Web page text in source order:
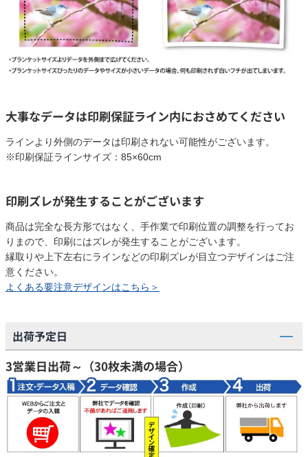
大事なデータは印刷保証ライン内におさめてください
ラインより外側のデータは印刷されない可能性がございます。
※印刷保証ラインサイズ：85×60cm
印刷ズレが発生することがございます
商品は完全な長方形ではなく、手作業で印刷位置の調整を行ってお
りまので、印刷にはズレが発生することがございます。
縁取りや上下左右にラインなどの印刷ズレが目立つデザインはご注
意ください。
よくある要注意デザインはこちら＞
出荷予定日
3営業日出荷～（30枚未満の場合）